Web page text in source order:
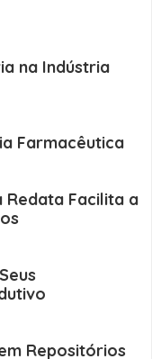
na Indústria
Farmacêutica
Redata Facilita a
Repositórios